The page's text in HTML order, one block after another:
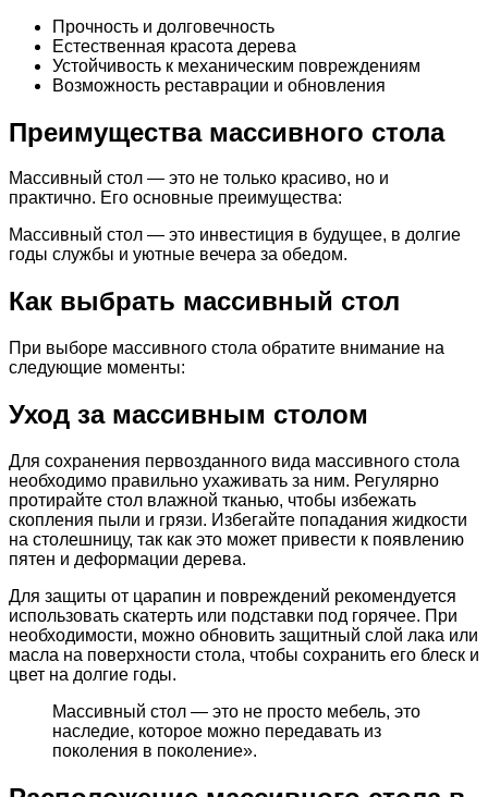
Прочность и долговечность
Естественная красота дерева
Устойчивость к механическим повреждениям
Возможность реставрации и обновления
Преимущества массивного стола
Массивный стол — это не только красиво, но и
практично. Его основные преимущества:
Массивный стол — это инвестиция в будущее, в долгие
годы службы и уютные вечера за обедом.
Как выбрать массивный стол
При выборе массивного стола обратите внимание на
следующие моменты:
Уход за массивным столом
Для сохранения первозданного вида массивного стола
необходимо правильно ухаживать за ним. Регулярно
протирайте стол влажной тканью, чтобы избежать
скопления пыли и грязи. Избегайте попадания жидкости
на столешницу, так как это может привести к появлению
пятен и деформации дерева.
Для защиты от царапин и повреждений рекомендуется
использовать скатерть или подставки под горячее. При
необходимости, можно обновить защитный слой лака или
масла на поверхности стола, чтобы сохранить его блеск и
цвет на долгие годы.
Массивный стол — это не просто мебель, это
наследие, которое можно передавать из
поколения в поколение».